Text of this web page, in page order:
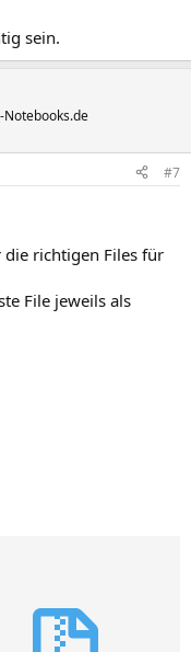
sein.
#7
richtigen Files für
File jeweils als